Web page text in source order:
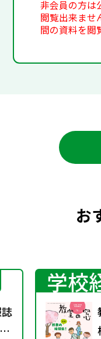
非会員の方は
閲覧出来ませ
間の資料を閲
お
学校